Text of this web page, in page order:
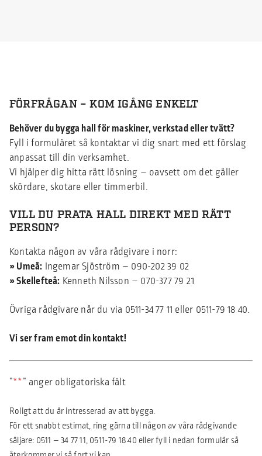
FÖRFRÅGAN – KOM IGÅNG ENKELT
Behöver du bygga hall för maskiner, verkstad eller tvätt?
Fyll i formuläret så kontaktar vi dig snart med ett förslag
anpassat till din verksamhet.
Vi hjälper dig hitta rätt lösning – oavsett om det gäller
skördare, skotare eller timmerbil.
VILL DU PRATA HALL DIREKT MED RÄTT
PERSON?
Kontakta någon av våra rådgivare i norr:
» Umeå: Ingemar Sjöström – 090-202 39 02
» Skellefteå: Kenneth Nilsson – 070-377 79 21
Övriga rådgivare når du via 0511-34 77 11 eller 0511-79 18 40.
Vi ser fram emot din kontakt!
”* ” anger obligatoriska fält
Roligt att du är intresserad av att bygga.
För ett snabbt estimat, ring gärna till någon av våra rådgivande
säljare: 0511 – 34 77 11,0511-79 18 40 eller fyll i nedan formulär så